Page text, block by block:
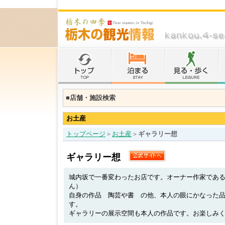
■店舗・施設検索
お土産
トップページ ＞ お土産 ＞ ギャラリー想
ギャラリー想
城内坂で一番変わったお店です。オーナー作家であ
ん）
自身の作品 陶芸や書 の他、本人の眼にかなった
す。
ギャラリーの展示空間も本人の作品です。お楽しみ